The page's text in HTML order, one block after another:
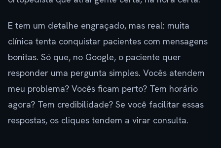
E tem um detalhe engraçado, mas real: muita
clínica tenta conquistar pacientes com mensagens
bonitas. Só que, no Google, o paciente quer
responder uma pergunta simples. Vocês atendem
meu problema? Vocês ficam perto? Tem horário
agora? Tem credibilidade? Se você facilitar essas
respostas, os cliques tendem a virar consulta.